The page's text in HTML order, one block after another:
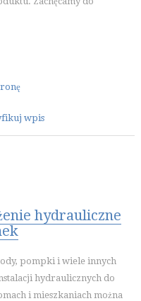
wpis
hydrauliczne
pompki i wiele innych
hydraulicznych do
i mieszkaniach można